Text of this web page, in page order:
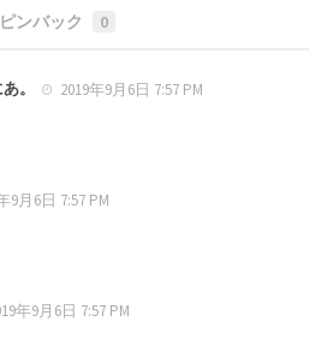
ピンバック 0
。
2019年9月6日 7:57 PM
9月6日 7:57 PM
年9月6日 7:57 PM